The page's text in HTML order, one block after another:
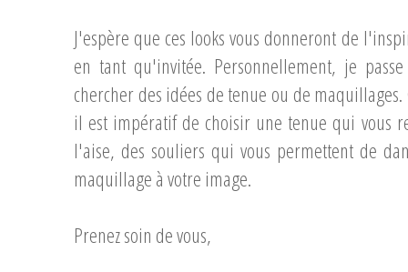
J'espère que ces looks vous donneront de
en tant qu'invitée. Personnellement, je
chercher des idées de tenue ou de
il est impératif de choisir une tenue qui vous
l'aise, des souliers qui vous permettent de
maquillage à votre image.
Prenez soin de vous,